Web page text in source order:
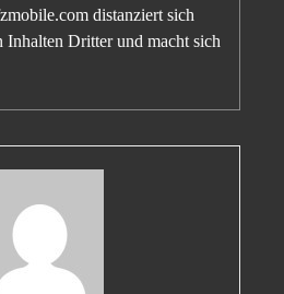
distanziert sich
Inhalten Dritter und macht sich